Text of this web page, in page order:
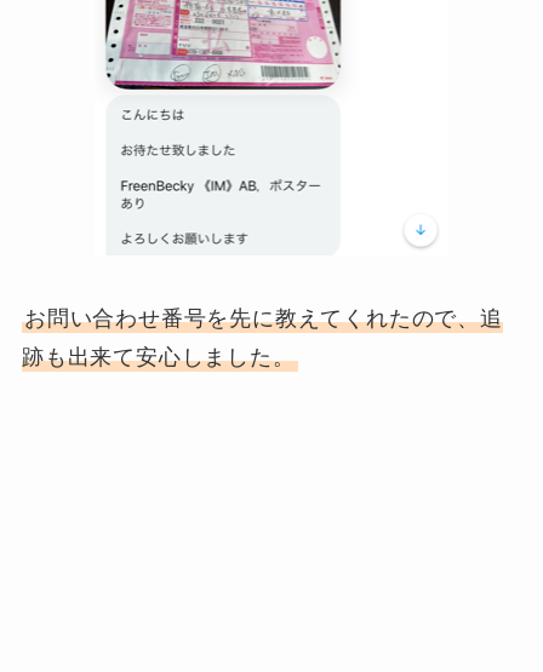
お問い合わせ番号を先に教えてくれたので、追
跡も出来て安心しました。